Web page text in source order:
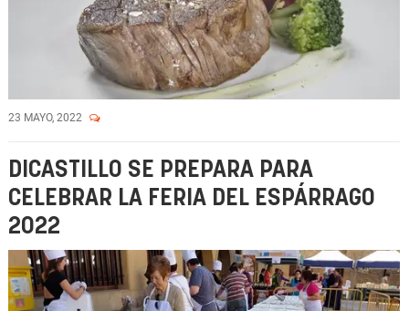
23 MAYO, 2022
DICASTILLO SE PREPARA PARA
CELEBRAR LA FERIA DEL ESPÁRRAGO
2022